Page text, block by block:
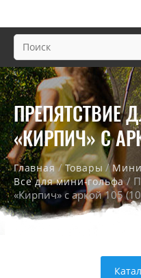
ПРЕПЯТСТВИЕ
«КИРПИЧ» С
Главная/Товары /
Все для мини-гольфа/
«Кирпич» с аркой 105